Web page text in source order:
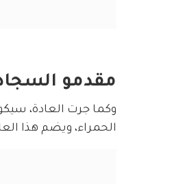
مقدمو
وكما جرت العادة،
الحمراء، ويضم هذا